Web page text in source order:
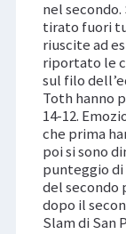
nel
tirato fuori
riuscite ad
riportato le
sul filo
Toth hanno
14-12.
che prima
poi si sono
punteggio di
del secondo
dopo il
Slam di San